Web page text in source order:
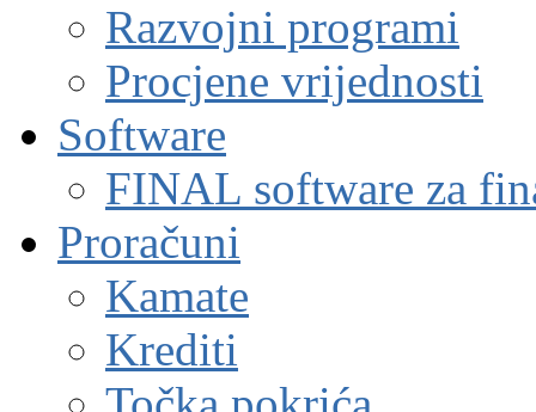
Razvojni programi
Procjene vrijednosti
Software
FINAL software za
Proračuni
Kamate
Krediti